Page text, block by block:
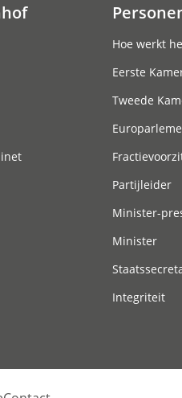
Hoe werkt
Eerste
Tweede
Partijleider
Minister-
Minister
Integriteit